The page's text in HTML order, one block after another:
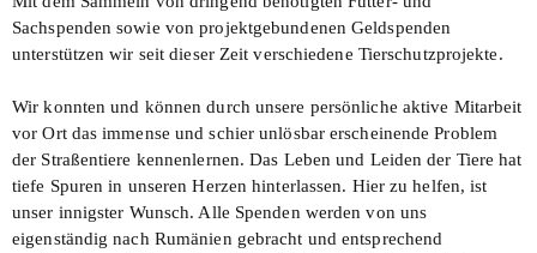
Sachspenden sowie von projektgebundenen Geldspenden
unterstützen wir seit dieser Zeit verschiedene Tierschutzprojekte.
Wir konnten und können durch unsere persönliche aktive Mitarbeit
vor Ort das immense und schier unlösbar erscheinende Problem
der Straßentiere kennenlernen. Das Leben und Leiden der Tiere hat
tiefe Spuren in unseren Herzen hinterlassen. Hier zu helfen, ist
unser innigster Wunsch. Alle Spenden werden von uns
eigenständig nach Rumänien gebracht und entsprechend